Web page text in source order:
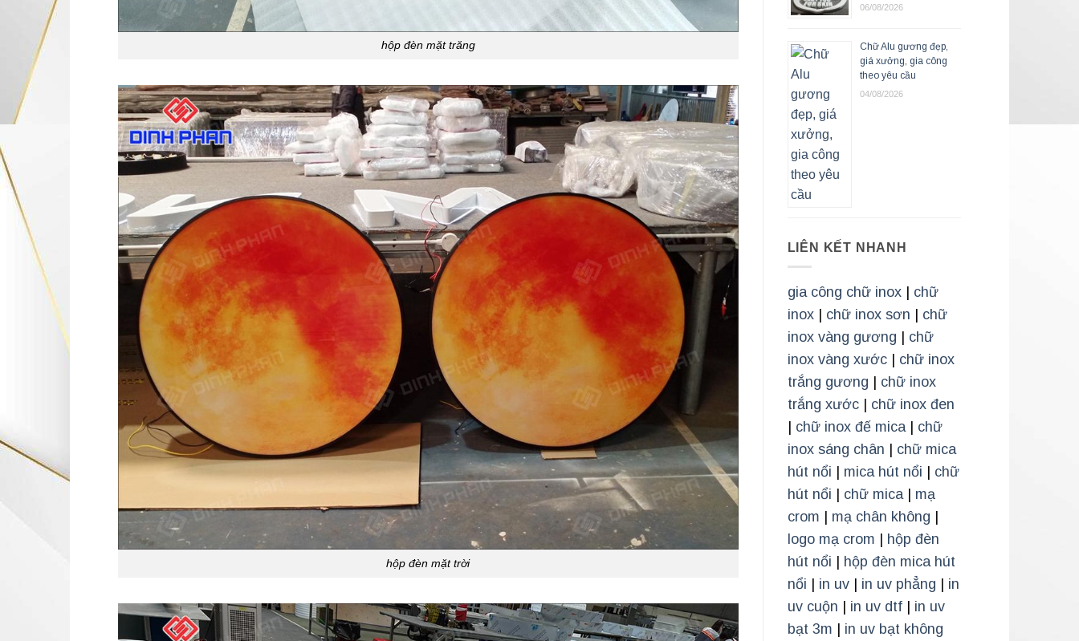
hộp đèn mặt trăng
hộp đèn mặt trời
06/08/2026
Chữ Alu gương đẹp,
giá xưởng, gia công
theo yêu cầu
04/08/2026
LIÊN KẾT NHANH
gia công chữ inox| chữ
inox| chữ inox sơn
chữ
inox vàng gương
chữ
inox vàng xước| chữ inox
trắng gương
chữ inox
trắng xước| chữ inox đen
chữ inox đế mica| chữ
inox sáng chân
chữ mica
hút nổi
mica hút nổi
chữ
hút nổi
chữ mica| mạ
crom
mạ chân không
logo mạ crom
hộp đèn
hút nổi
hộp đèn mica hút
nổi
in uv| in uv phẳng
in
uv cuộn
in uv dtf| in uv
bạt 3m
in uv bạt không